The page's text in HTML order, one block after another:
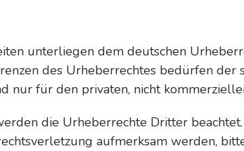
unterliegen dem deutschen
des Urheberrechtes bedürfen der
nur für den privaten, nicht
die Urheberrechte Dritter
aufmerksam werden,